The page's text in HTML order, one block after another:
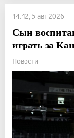
14:12, 5 авг 2026
Сын
играть за
Новости